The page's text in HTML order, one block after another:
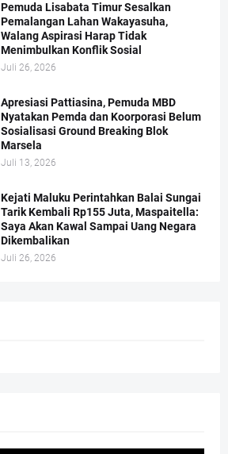
Pemuda Lisabata Timur Sesalkan
Pemalangan Lahan Wakayasuha,
Walang Aspirasi Harap Tidak
Menimbulkan Konflik Sosial
Juli 26, 2026
Apresiasi Pattiasina, Pemuda MBD
Nyatakan Pemda dan Koorporasi Belum
Sosialisasi Ground Breaking Blok
Marsela
Juli 13, 2026
Kejati Maluku Perintahkan Balai Sungai
Tarik Kembali Rp155 Juta, Maspaitella:
Saya Akan Kawal Sampai Uang Negara
Dikembalikan
Juli 26, 2026